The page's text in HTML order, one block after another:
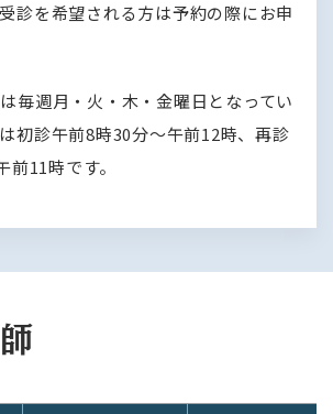
診を希望される方は予約の際にお申
毎週月・火・木・金曜日となってい
初診午前8時30分～午前12時、再診
11時です。